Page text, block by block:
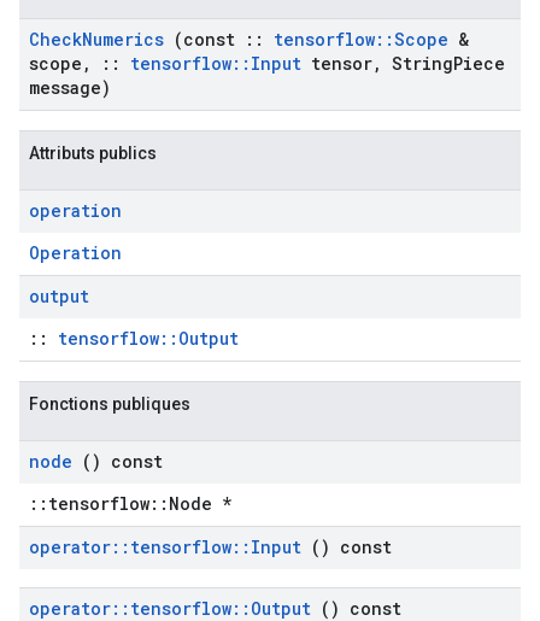
CheckNumerics (const :: tensorflow::Scope &
scope , :: tensorflow:: Input tensor, StringPiece
message)
Attributs publics
operation
Operation
output
:: tensorflow::Output
Fonctions publiques
node () const
::tensorflow::Node *
operator:: tensorflow:: Input () const
operator:: tensorflow:: Output () const